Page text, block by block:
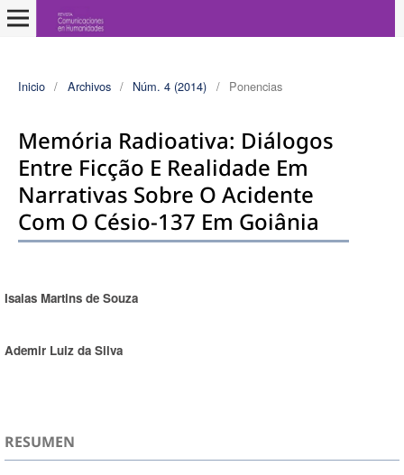
Inicio / Archivos / Núm. 4 (2014) / Ponencias
Memória Radioativa: Diálogos
Entre Ficção E Realidade Em
Narrativas Sobre O Acidente
Com O Césio-137 Em Goiânia
Autores/as
Isaias Martins de Souza
Ademir Luiz da Silva
RESUMEN